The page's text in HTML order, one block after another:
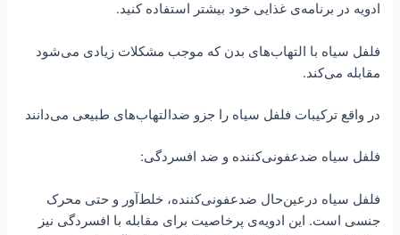
ادویه در برنامه‌ی غذایی خود بیشتر استفاده کنید.
فلفل سیاه با التهاب‌های بدن که موجب مشکلات زیادی می‌شود
مقابله می‌کند.
در واقع ترکیبات فلفل سیاه را جزو ضدالتهاب‌های طبیعی می‌دانند
فلفل سیاه ضدعفونی‌کننده و ضد افسردگی:
فلفل سیاه درعین‌حال ضدعفونی‌کننده، خلط‌آور و حتی محرک
جنسی است. این ادویه‌ی پرخاصیت برای مقابله با افسردگی نیز